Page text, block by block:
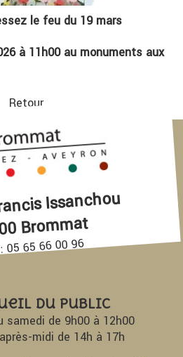
le feu du 19 mars
à 11h00 au monuments aux
Retour
Issanchou
Brommat
05 65 66 00 96
du Public
samedi de 9h00 à 12h00
midi de 14h à 17h